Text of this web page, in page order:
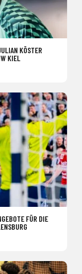
KÖSTER
KIEL
FÜR DIE